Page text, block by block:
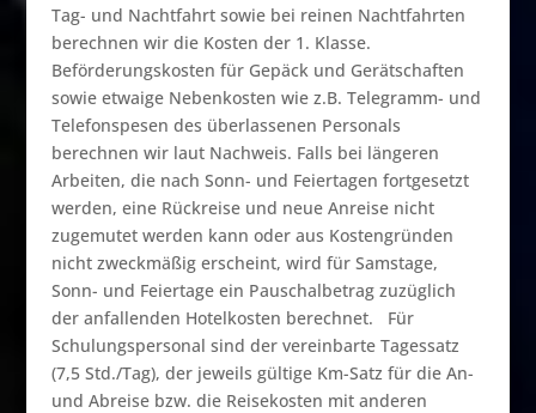
Tag- und Nachtfahrt sowie bei reinen Nachtfahrten
berechnen wir die Kosten der 1. Klasse.
Beförderungskosten für Gepäck und Gerätschaften
sowie etwaige Nebenkosten wie z.B. Telegramm- und
Telefonspesen des überlassenen Personals
berechnen wir laut Nachweis. Falls bei längeren
Arbeiten, die nach Sonn- und Feiertagen fortgesetzt
werden, eine Rückreise und neue Anreise nicht
zugemutet werden kann oder aus Kostengründen
nicht zweckmäßig erscheint, wird für Samstage,
Sonn- und Feiertage ein Pauschalbetrag zuzüglich
der anfallenden Hotelkosten berechnet. Für
Schulungspersonal sind der vereinbarte Tagessatz
(7,5 Std./Tag), der jeweils gültige Km-Satz für die An-
und Abreise bzw. die Reisekosten mit anderen